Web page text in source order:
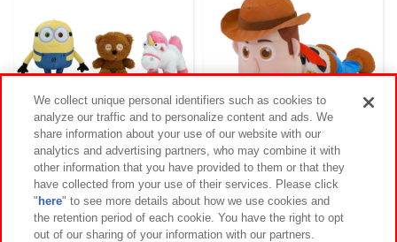
ミニオン ぬいぐるみ ノーマルVer.
2026年7月17日～登場
ウッディ 赤いほっぺ 寝そべり
スーパーラージぬいぐるみ
2026年7月17日～登場
We collect unique personal identifiers such as cookies to
analyze our traffic and to personalize content and ads. We
share information about your use of our website with our
analytics and advertising partners, who may combine it with
other information that you have provided to them or that they
have collected from your use of their services. Please click
" here" to see more details about how we use cookies and
the retention period of each cookie. You have the right to opt
out of our sharing of your information with our partners.